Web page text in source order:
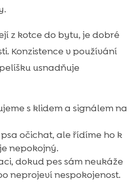
z kotce do bytu, je dobré
Konzistence v používání
usnadňuje
s klidem a signálem na
očichat, ale řídíme ho k
nepokojný.
dokud pes sám neukáže
neprojeví nespokojenost.